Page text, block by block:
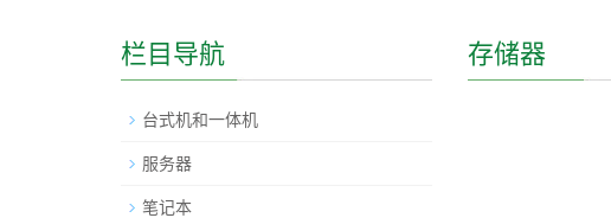
存储器
栏目导航
台式机和一体机
服务器
笔记本